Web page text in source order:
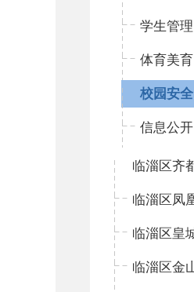
学生管理
体育美育
校园安全